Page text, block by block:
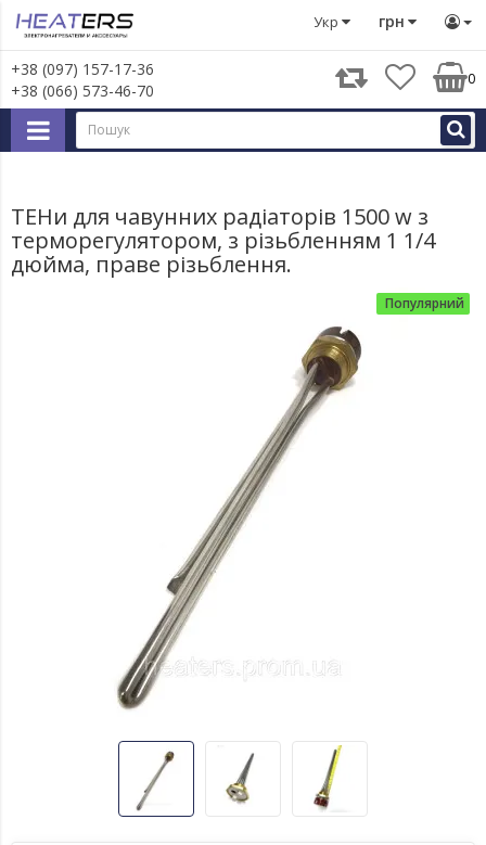
грн
Укр
+38 (097) 157-17-36
+38 (066) 573-46-70
0
Тени Тени в радіатори та сушки для рушників ТЕНи
ТЕНи для чавунних радіаторів 1500 w з
терморегулятором, з різьбленням 1 1/4
дюйма, праве різьблення.
Популярний